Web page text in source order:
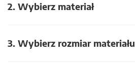
2. Wybierz materiał
3. Wybierz rozmiar materiału